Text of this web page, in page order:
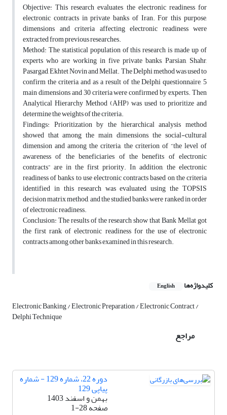
Objective: This research evaluates the electronic readiness for
electronic contracts in private banks of Iran. For this purpose,
dimensions and criteria affecting electronic readiness were
extracted from previous researches.
Method: The statistical population of this research is made up of
experts who are working in five private banks, Parsian, Shahr,
Pasargad, Ekhtet Novin and Mellat. The Delphi method was used to
confirm the criteria, and as a result of the Delphi questionnaire, 5
main dimensions and 30 criteria were confirmed by experts. Then
Analytical Hierarchy Method (AHP) was used to prioritize and
determine the weights of the criteria.
Findings: Prioritization by the hierarchical analysis method
showed that among the main dimensions, the social-cultural
dimension and among the criteria, the criterion of “the level of
awareness of the beneficiaries of the benefits of electronic
contracts” are in the first priority. In addition, the electronic
readiness of banks to use electronic contracts based on the criteria
identified in this research was evaluated using the TOPSIS
decision matrix method, and the studied banks were ranked in order
of electronic readiness.
Conclusion: The results of the research show that Bank Mellat got
the first rank of electronic readiness for the use of electronic
contracts among other banks examined in this research.
کلیدواژه‌ها English
Electronic Banking / Electronic Preparation / Electronic Contract /
Delphi Technique
مراجع
دوره 22، شماره 129 - شماره
پیاپی 129
بهمن و اسفند 1403
صفحه1-28